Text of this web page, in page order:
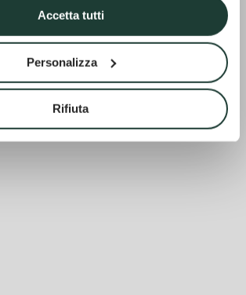
Accetta tutti
Personalizza
Rifiuta